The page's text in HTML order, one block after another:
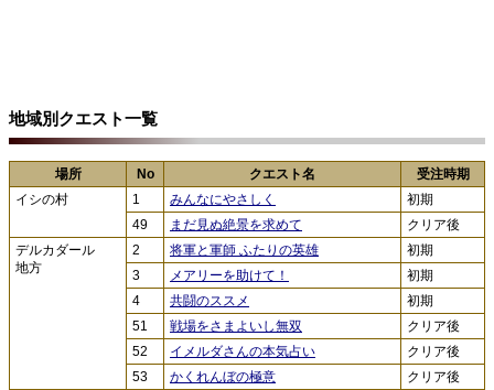
地域別クエスト一覧
場所 No クエスト名
受注時期
イシの村
1 みんなにやさしく
初期
49
まだ見ぬ絶景を求めて
クリア後
デルカダール
地方
2 将軍と軍師 ふたりの英雄
初期
3
メアリーを助けて！
初期
4
共闘のススメ
初期
51
戦場をさまよいし無双
クリア後
52
イメルダさんの本気占い
クリア後
53
かくれんぼの極意
クリア後